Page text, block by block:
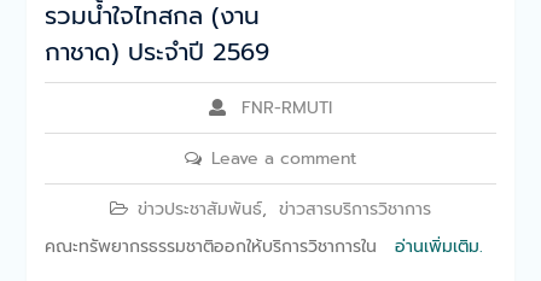
โครงการอบรมความรู้
รวมน้ำใจไทสกล (งาน
กาชาด) ประจำปี 2569
FNR-RMUTI
Leave a comment
ข่าวประชาสัมพันธ์, ข่าวสารบริการวิชาการ
คณะทรัพยากรธรรมชาติออกให้บริการวิชาการใน
อ่านเพิ่มเติม.